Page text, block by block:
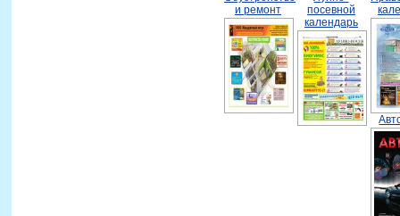
и ремонт
посевной
календарь